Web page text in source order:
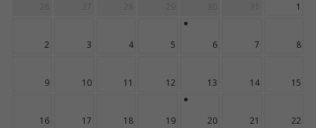
1
2 3 4 5 6 7 8
9 10 11 12 13 14 15
16 17 18 19 20 21 22